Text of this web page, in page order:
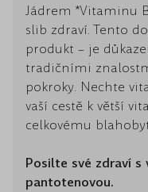
Jádrem *Vitaminu
slib zdraví. Tento
produkt – je
tradičními
pokroky. Nechte
vaší cestě k větší
celkovému
Posilte své zdraví s
pantotenovou.